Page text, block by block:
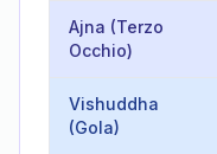
Ajna (Terzo
Occhio)
Vishuddha
(Gola)